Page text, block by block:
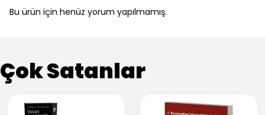
Bu ürün için henüz yorum yapılmamış.
Çok Satanlar